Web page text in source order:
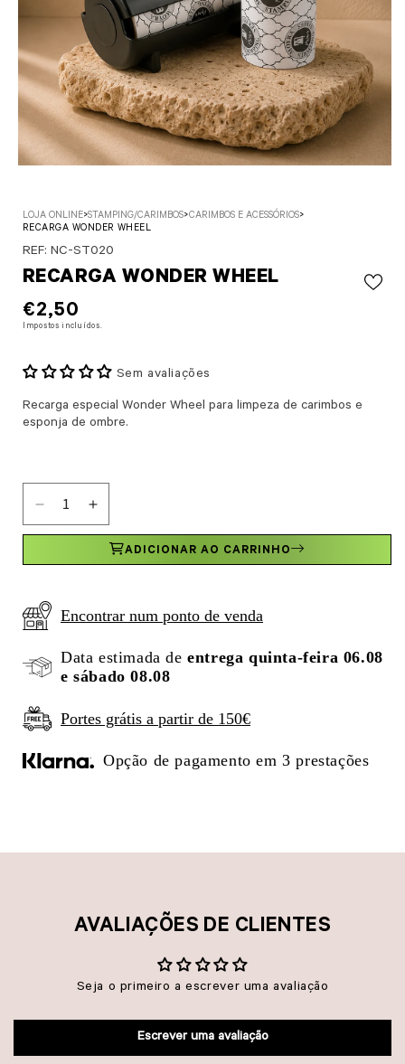
LOJA ONLINE>STAMPING/CARIMBOS>CARIMBOS E ACESSÓRIOS>
RECARGA WONDER WHEEL
SKU:
REF: NC-ST020
RECARGA WONDER WHEEL
PREÇO NORMAL
€2,50
Impostos incluídos.
Sem avaliações
Recarga especial Wonder Wheel para limpeza de carimbos e
esponja de ombre.
Diminuir a quantidade de Recarga Wonder Wheel
Aumentar a quantidade de Recarga Wonder
ADICIONAR AO CARRINHO
Encontrar num ponto de venda
Data estimada de entrega quinta-feira 06.08
e sábado 08.08
Portes grátis a partir de 150€
Opção de pagamento em 3 prestações
AVALIAÇÕES DE CLIENTES
Seja o primeiro a escrever uma avaliação
Escrever uma avaliação